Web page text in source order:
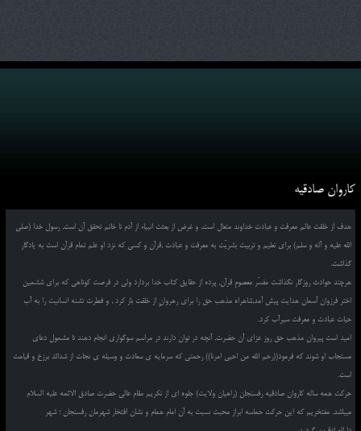
کاروان صادقیه
هدف از خلقت عالم معرفت و عبادت خداوند متعال است, و غرض از بعثت انبیاء از آدم تا خاتم تحقق آن است, رسول خدا (صلی
الله علیه و آله و سلم) برای تعلیم و تربیت بشریّت به معرفت و عبادت ,قرآن و کسی که نزد او علم تمام قرآن است به یادگار
گذاشت.
هرچند حوادث روزگار نگذاشت مفسّر معصومِ قرآن, پرده از حقایق کتاب خدا بردارد ولی در فرصت کوتاهی که برای ششمین
اختر فرزوان آسمان هدایت پیش آمد,شاهراه مذهب حق را برای رهروانِ از خلقت باز کرد , و فطرت تشنه انسانیت را به آب
حیات عبادت و معرفت سیرآب کرد.
امید است پیروان مذهب حق روز عزای آن حضرت, آنچه در توان دارند در مراسم سوگواری انجام دهند تا مشمول دعای
مستجاب او شوند که فرمود((رحم الله من احیی امرنا)) رحمتی که سرمایه ی سعادت و وسیله ی نجات از شدائد برزخ و قیامت
است.
حرکت همه ساله کاروان صادقیه رفسنجان (راهیان ولایت) جلوه ای از تکریم مقام عالی حضرت صادق الائمه علیه السلام
میباشد. مفتخریم که این حرکت حماسه ابراز محبت نسبت به آن امام همام و نشان افتخار شهرمان رفسنجان ؛ شهر